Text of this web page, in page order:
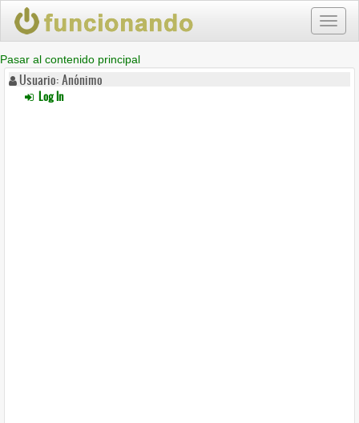
Pasar al contenido principal
Usuario: Anónimo
Log In